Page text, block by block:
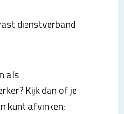
dienstverband
als
Kijk dan of je
kunt afvinken: